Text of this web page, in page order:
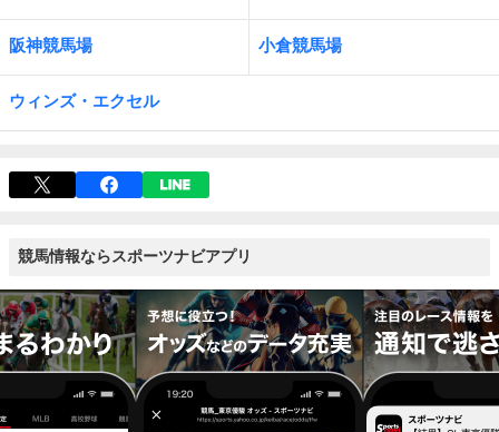
阪神競馬場 小倉競馬場
ウィンズ・エクセル
競馬情報ならスポーツナビアプリ